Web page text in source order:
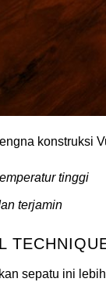
konstruksi
tinggi
terjamin
sepatu ini